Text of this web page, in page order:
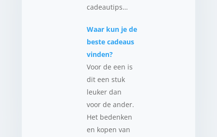
cadeautips…
Waar kun je de
beste cadeaus
vinden?
Voor de een is
dit een stuk
leuker dan
voor de ander.
Het bedenken
en kopen van